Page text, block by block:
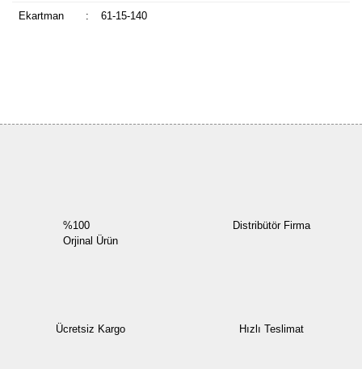
Ekartman : 61-15-140
%100
Orjinal Ürün
Distribütör Firma
Ücretsiz Kargo Hızlı Teslimat